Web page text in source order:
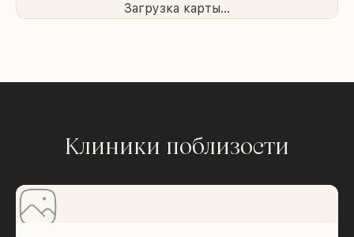
Загрузка карты...
Клиники поблизости